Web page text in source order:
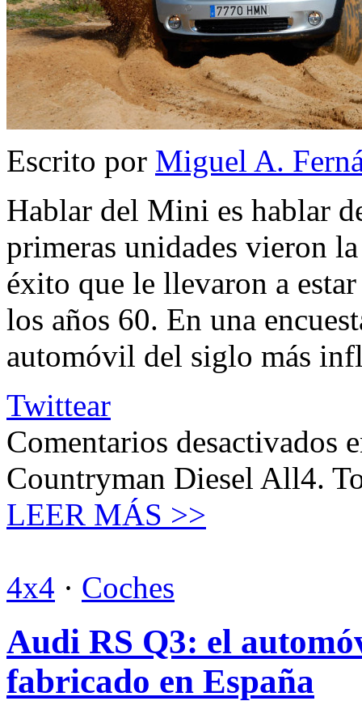
Escrito por Miguel A.
Hablar del Mini es hablar
primeras unidades vieron
éxito que le llevaron a
los años 60. En una
automóvil del siglo más
Twittear
Comentarios desactivados
Countryman Diesel All4.
LEER MÁS >>
4x4 · Coches
Audi RS Q3: el
fabricado en España